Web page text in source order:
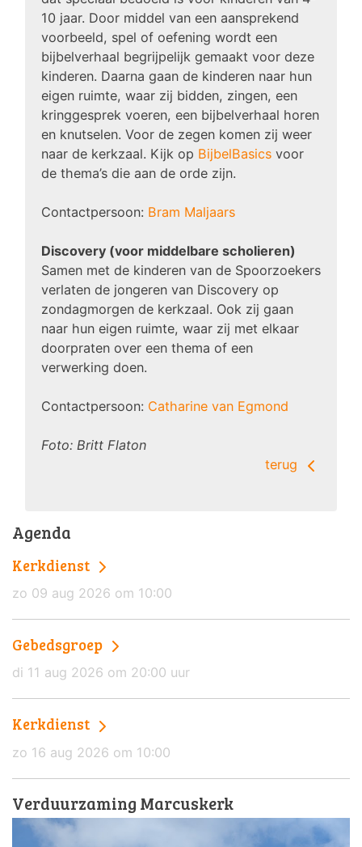
10 jaar. Door middel van een aansprekend
voorbeeld, spel of oefening wordt een
bijbelverhaal begrijpelijk gemaakt voor deze
kinderen. Daarna gaan de kinderen naar hun
eigen ruimte, waar zij bidden, zingen, een
kringgesprek voeren, een bijbelverhaal horen
en knutselen. Voor de zegen komen zij weer
naar de kerkzaal. Kijk op BijbelBasics voor
de thema’s die aan de orde zijn.
Contactpersoon: Bram Maljaars
Discovery (voor middelbare scholieren)
Samen met de kinderen van de Spoorzoekers
verlaten de jongeren van Discovery op
zondagmorgen de kerkzaal. Ook zij gaan
naar hun eigen ruimte, waar zij met elkaar
doorpraten over een thema of een
verwerking doen.
Contactpersoon: Catharine van Egmond
Foto: Britt Flaton
terug
Agenda
Kerkdienst
zo 09 aug 2026 om 10:00
Gebedsgroep
di 11 aug 2026 om 20:00 uur
Kerkdienst
zo 16 aug 2026 om 10:00
Verduurzaming Marcuskerk